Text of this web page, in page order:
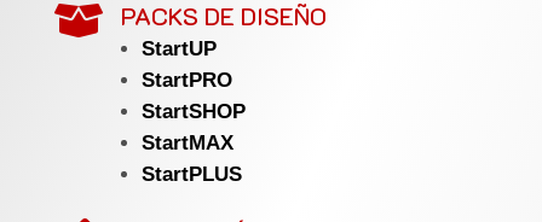
 PACKS DE DISEÑO
StartUP
StartPRO
StartSHOP
StartMAX
StartPLUS